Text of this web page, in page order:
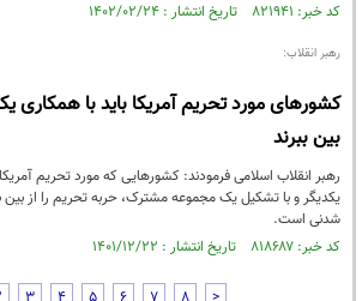
کد خبر: ۸۲۱۹۴۱ تاریخ انتشار : ۱۴۰۲/۰۲/۲۴
رهبر انقلاب:
کشورهای مورد تحریم آمریکا باید با همکاری
بین ببرند
رهبر انقلاب اسلامی فرمودند: کشورهایی که مورد تحریم آمریکا
یکدیگر و با تشکیل یک مجموعه مشترک، حربه تحریم را از بین
شدنی است.
کد خبر: ۸۱۸۶۸۷ تاریخ انتشار : ۱۴۰۱/۱۲/۲۲